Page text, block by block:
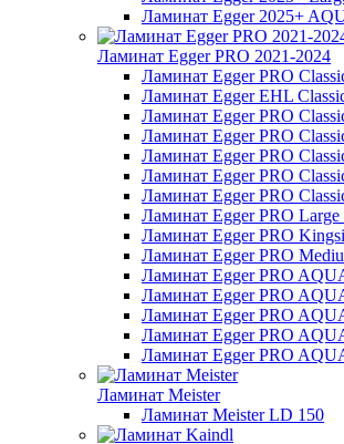
Ламинат Egger 2025+
Ламинат Egger PRO 2021-2024
Ламинат Egger PRO
Ламинат Egger EHL
Ламинат Egger PRO
Ламинат Egger PRO
Ламинат Egger PRO
Ламинат Egger PRO
Ламинат Egger PRO
Ламинат Egger PRO Large
Ламинат Egger PRO
Ламинат Egger PRO
Ламинат Egger PRO
Ламинат Egger PRO
Ламинат Egger PRO
Ламинат Egger PRO
Ламинат Egger PRO
Ламинат Meister
Ламинат Meister LD 150